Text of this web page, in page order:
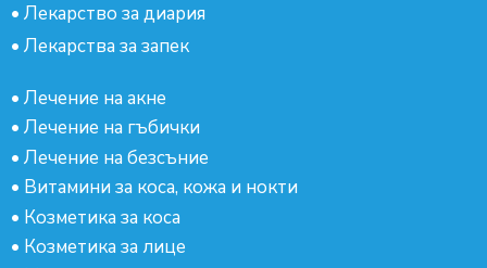
• Лекарство за диария
• Лекарства за запек
• Лечение на акне
• Лечение на гъбички
• Лечение на безсъние
• Витамини за коса, кожа и нокти
• Козметика за коса
• Козметика за лице